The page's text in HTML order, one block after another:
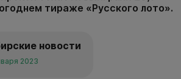
тираже «Русского лото».
новости
2023